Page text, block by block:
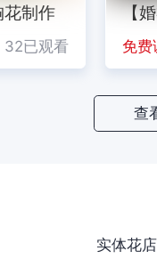
制作
32已观看
【
免费
看
只需四
制作手腕
免费课程
查
实体花